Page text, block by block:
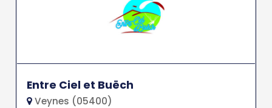
Entre Ciel et Buëch
Veynes (05400)